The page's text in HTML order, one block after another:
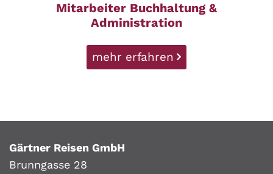
Mitarbeiter Buchhaltung &
Administration
mehr erfahren
Gärtner Reisen GmbH
Brunngasse 28